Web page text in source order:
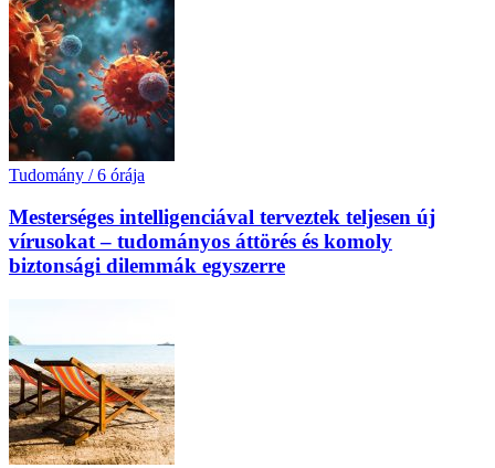
Tudomány / 6 órája
Mesterséges intelligenciával terveztek teljesen új
vírusokat – tudományos áttörés és komoly
biztonsági dilemmák egyszerre